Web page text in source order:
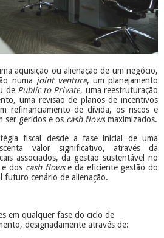
aquisição ou alienação de um negócio,
numa joint venture, um planejamento
de Public to Private, uma reestruturação
uma revisão de planos de incentivos
refinanciamento de dívida, os riscos e
ser geridos e os cash flows maximizados.
fiscal desde a fase inicial de uma
valor significativo, através da
associados, da gestão sustentável no
e dos cash flowse da eficiente gestão do
futuro cenário de alienação.
em qualquer fase do ciclo de
designadamente através de: